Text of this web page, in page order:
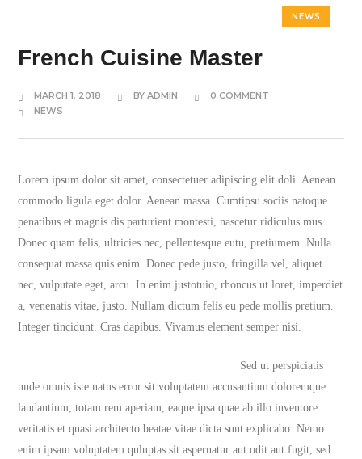
NEWS
French Cuisine Master
MARCH 1, 2018 BYADMIN
0 COMMENT
NEWS
Lorem ipsum dolor sit amet, consectetuer adipiscing elit doli. Aenean
commodo ligula eget dolor. Aenean massa. Cumtipsu sociis natoque
penatibus et magnis dis parturient montesti, nascetur ridiculus mus.
Donec quam felis, ultricies nec, pellentesque eutu, pretiumem.Nulla
consequat massa quis enim. Donec pede justo, fringilla vel, aliquet
nec, vulputate eget, arcu. In enim justotuio, rhoncus ut loret, imperdiet
a, venenatis vitae, justo. Nullam dictum felis eu pede mollis pretium.
Integer tincidunt. Cras dapibus. Vivamus element semper nisi.
Sed ut perspiciatis
unde omnis iste natus error sit voluptatem accusantium doloremque
laudantium, totam rem aperiam, eaque ipsa quae ab illo inventore
veritatis et quasi architecto beatae vitae dicta sunt explicabo. Nemo
enim ipsam voluptatem quluptas sit aspernatur aut odit aut fugit, sed